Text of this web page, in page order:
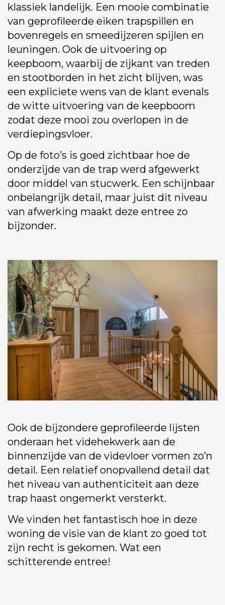
klassiek landelijk. Een mooie combinatie
van geprofileerde eiken trapspillen en
bovenregels en smeedijzeren spijlen en
leuningen. Ook de uitvoering op
keepboom, waarbij de zijkant van treden
en stootborden in het zicht blijven, was
een expliciete wens van de klant evenals
de witte uitvoering van de keepboom
zodat deze mooi zou overlopen in de
verdiepingsvloer.
Op de foto’s is goed zichtbaar hoe de
onderzijde van de trap werd afgewerkt
door middel van stucwerk. Een schijnbaar
onbelangrijk detail, maar juist dit niveau
van afwerking maakt deze entree zo
bijzonder.
Ook de bijzondere geprofileerde lijsten
onderaan het videhekwerk aan de
binnenzijde van de videvloer vormen zo’n
detail. Een relatief onopvallend detail dat
het niveau van authenticiteit aan deze
trap haast ongemerkt versterkt.
We vinden het fantastisch hoe in deze
woning de visie van de klant zo goed tot
zijn recht is gekomen. Wat een
schitterende entree!